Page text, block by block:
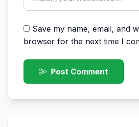
Save my name, email, and
browser for the next time I
Post Comment